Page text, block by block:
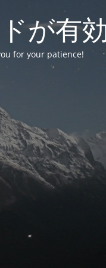
が有
for your patience!